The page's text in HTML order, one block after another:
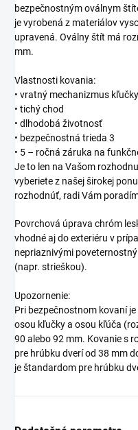
bezpečnostným oválnym
je vyrobená z materiálov
upravená. Oválny štít má
mm.
Vlastnosti kovania:
• vratný mechanizmus kľučky
• tichý chod
• dlhodobá životnosť
• bezpečnostná trieda 3
• 5 – ročná záruka na
Je to len na Vašom
vyberiete z našej širokej
rozhodnúť, radi Vám
Povrchová úprava chróm
vhodné aj do exteriéru v
nepriaznivými
(napr. strieškou).
Upozornenie:
Pri bezpečnostnom kovaní
osou kľučky a osou kľúča
90 alebo 92 mm. Kovanie s
pre hrúbku dverí od 38 mm
je štandardom pre hrúbku